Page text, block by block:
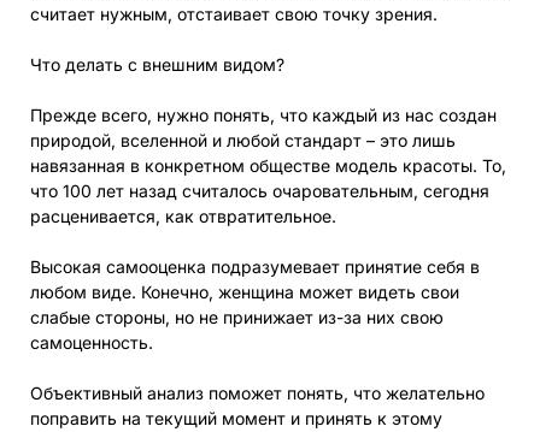
считает нужным, отстаивает свою точку зрения.
Что делать с внешним видом?
Прежде всего, нужно понять, что каждый из нас создан
природой, вселенной и любой стандарт – это лишь
навязанная в конкретном обществе модель красоты. То,
что 100 лет назад считалось очаровательным, сегодня
расценивается, как отвратительное.
Высокая самооценка подразумевает принятие себя в
любом виде. Конечно, женщина может видеть свои
слабые стороны, но не принижает из-за них свою
самоценность.
Объективный анализ поможет понять, что желательно
поправить на текущий момент и принять к этому